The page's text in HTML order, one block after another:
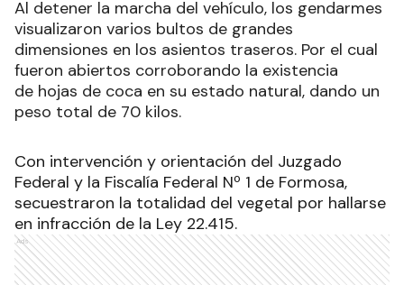
Al detener la marcha del vehículo, los gendarmes
visualizaron varios bultos de grandes
dimensiones en los asientos traseros. Por el cual
fueron abiertos corroborando la existencia
de hojas de coca en su estado natural, dando un
peso total de 70 kilos.
Con intervención y orientación del Juzgado
Federal y la Fiscalía Federal Nº 1 de Formosa,
secuestraron la totalidad del vegetal por hallarse
en infracción de la Ley 22.415.
Ads